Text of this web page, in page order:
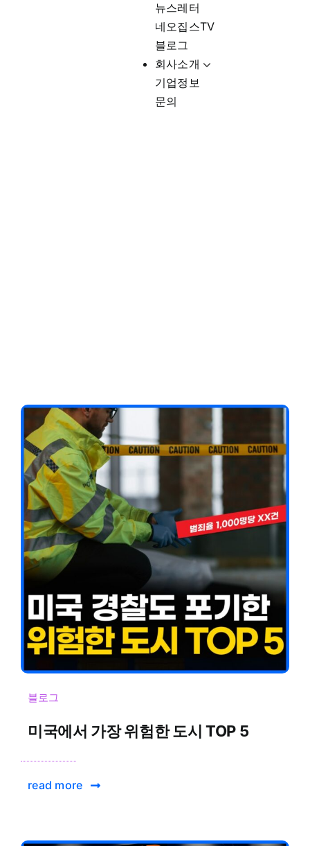
뉴스레터
네오집스TV
블로그
회사소개
기업정보
문의
블로그
미국에서 가장 위험한 도시 TOP 5
read more